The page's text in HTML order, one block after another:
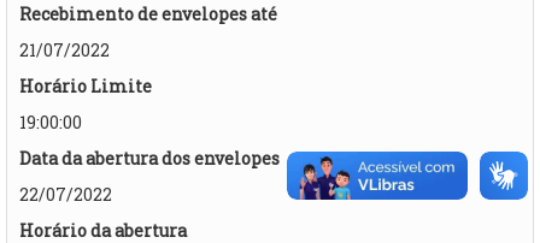
Recebimento de envelopes até
21/07/2022
Horário Limite
19:00:00
Data da abertura dos envelopes
22/07/2022
Horário da abertura